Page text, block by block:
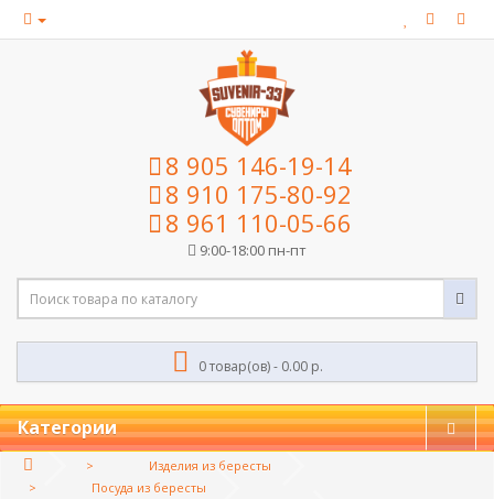
8 905 146-19-14
8 910 175-80-92
8 961 110-05-66
9:00-18:00 пн-пт
0 товар(ов) - 0.00 р.
Категории
Изделия из бересты
Посуда из бересты